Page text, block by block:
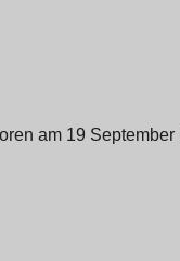
am 19 September